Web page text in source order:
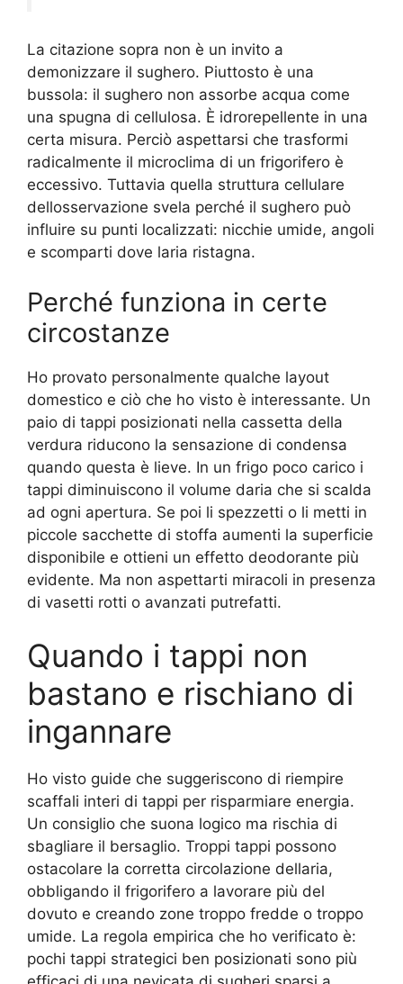
La citazione sopra non è un invito a
demonizzare il sughero. Piuttosto è una
bussola: il sughero non assorbe acqua come
una spugna di cellulosa. È idrorepellente in una
certa misura. Perciò aspettarsi che trasformi
radicalmente il microclima di un frigorifero è
eccessivo. Tuttavia quella struttura cellulare
dellosservazione svela perché il sughero può
influire su punti localizzati: nicchie umide, angoli
e scomparti dove laria ristagna.
Perché funziona in certe
circostanze
Ho provato personalmente qualche layout
domestico e ciò che ho visto è interessante. Un
paio di tappi posizionati nella cassetta della
verdura riducono la sensazione di condensa
quando questa è lieve. In un frigo poco carico i
tappi diminuiscono il volume daria che si scalda
ad ogni apertura. Se poi li spezzetti o li metti in
piccole sacchette di stoffa aumenti la superficie
disponibile e ottieni un effetto deodorante più
evidente. Ma non aspettarti miracoli in presenza
di vasetti rotti o avanzati putrefatti.
Quando i tappi non
bastano e rischiano di
ingannare
Ho visto guide che suggeriscono di riempire
scaffali interi di tappi per risparmiare energia.
Un consiglio che suona logico ma rischia di
sbagliare il bersaglio. Troppi tappi possono
ostacolare la corretta circolazione dellaria,
obbligando il frigorifero a lavorare più del
dovuto e creando zone troppo fredde o troppo
umide. La regola empirica che ho verificato è:
pochi tappi strategici ben posizionati sono più